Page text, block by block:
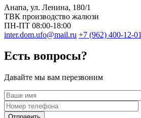
Анапа, ул. Ленина, 180/1
ТВК производство жалюзи
ПН-ПТ 08:00-18:00
inter.dom.ufo@mail.ru +7 (962) 400-12-01
Есть вопросы?
Давайте мы вам перезвоним